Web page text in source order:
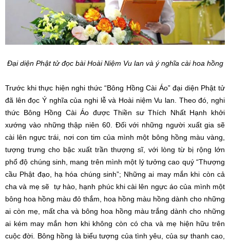
Đại diện Phật tử đọc bài Hoài Niệm Vu lan và ý nghĩa cài hoa hồng
Trước khi thực hiện nghi thức “Bông Hồng Cài Áo” đại diện Phật tử
đã lên đọc Ý nghĩa của nghi lễ và Hoài niệm Vu lan. Theo đó, nghi
thức Bông Hồng Cài Áo được Thiền sư Thích Nhất Hạnh khởi
xướng vào những thập niên 60. Đối với những người xuất gia sẽ
cài lên ngực trái, nơi con tim của mình một bông hồng màu vàng,
tượng trưng cho bậc xuất trần thượng sĩ, với lòng từ bị rộng lớn
phổ độ chúng sinh, mang trên mình một lý tưởng cao quý “Thượng
cầu Phật đạo, hạ hóa chúng sinh”; Những ai may mắn khi còn cả
cha và mẹ sẽ tự hào, hạnh phúc khi cài lên ngực áo của mình một
bông hoa hồng màu đỏ thắm, hoa hồng màu hồng dành cho những
ai còn mẹ, mất cha và bông hoa hồng màu trắng dành cho những
ai kém may mắn hơn khi không còn có cha và mẹ hiện hữu trên
cuộc đời. Bông hồng là biểu tượng của tình yêu, của sự thanh cao,